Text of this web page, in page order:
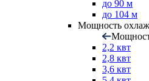
до 90 м
до 104 м
Мощность
2,2 квт
2,8 квт
3,6 квт